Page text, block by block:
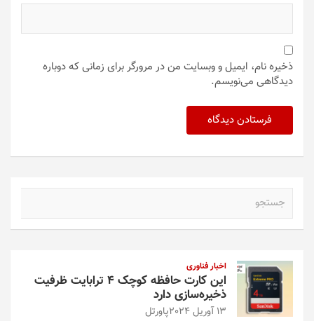
ذخیره نام، ایمیل و وبسایت من در مرورگر برای زمانی که دوباره
دیدگاهی می‌نویسم.
اخبار فناوری
این کارت حافظه کوچک ۴ ترابایت ظرفیت
ذخیره‌سازی دارد
13 آوریل 2024 پاورتل